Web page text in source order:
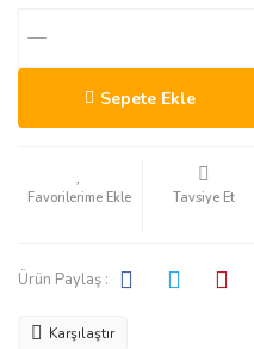
Sepete Ekle
Tavsiye Et
Ürün Paylaş :
Karşılaştır